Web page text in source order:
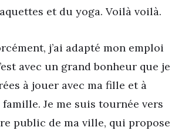
et du yoga. Voilà voilà.
j’ai adapté mon emploi
avec un grand bonheur que je
à jouer avec ma fille et à
Je me suis tournée vers
public de ma ville, qui propose